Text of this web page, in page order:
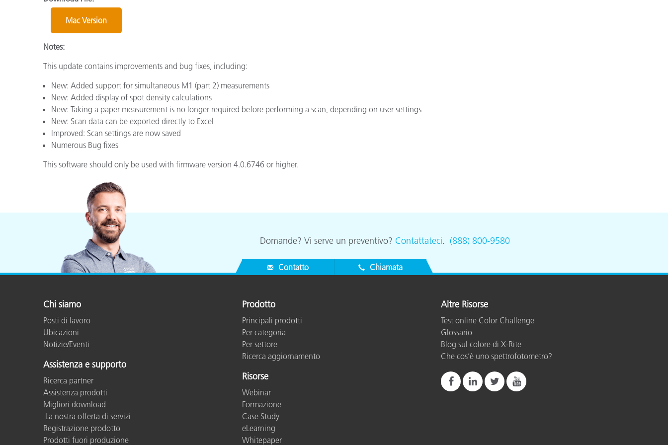
Mac Version
Notes:
This update contains improvements and bug fixes, including:
New: Added support for simultaneous M1 (part 2) measurements
New: Added display of spot density calculations
New: Taking a paper measurement is no longer required before performing a scan, depending on user settings
New: Scan data can be exported directly to Excel
Improved: Scan settings are now saved
Numerous Bug fixes
This software should only be used with firmware version 4.0.6746 or higher.
Domande? Vi serve un preventivo? Contattateci. (888) 800-9580
Contatto Chiamata
Chi siamo
Posti di lavoro
Ubicazioni
Notizie/Eventi
Assistenza e supporto
Ricerca partner
Assistenza prodotti
Migliori download
La nostra offerta di servizi
Registrazione prodotto
Prodotti fuori produzione
Prodotto
Principali prodotti
Per categoria
Per settore
Ricerca aggiornamento
Risorse
Webinar
Formazione
Case Study
eLearning
Whitepaper
Altre Risorse
Test online Color Challenge
Glossario
Blog sul colore di X-Rite
Che cos’è uno spettrofotometro?